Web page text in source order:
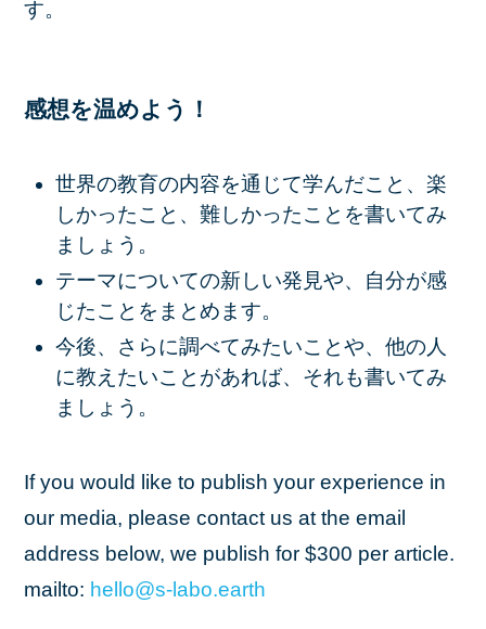
す。
感想を温めよう！
世界の教育の内容を通じて学んだこと、楽
しかったこと、難しかったことを書いてみ
ましょう。
テーマについての新しい発見や、自分が感
じたことをまとめます。
今後、さらに調べてみたいことや、他の人
に教えたいことがあれば、それも書いてみ
ましょう。
If you would like to publish your experience in
our media, please contact us at the email
address below, we publish for $300 per article.
mailto: hello@s-labo.earth